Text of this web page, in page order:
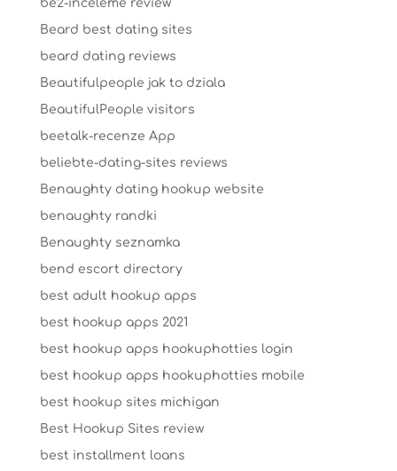
be2-inceleme review
Beard best dating sites
beard dating reviews
Beautifulpeople jak to dziala
BeautifulPeople visitors
beetalk-recenze App
beliebte-dating-sites reviews
Benaughty dating hookup website
benaughty randki
Benaughty seznamka
bend escort directory
best adult hookup apps
best hookup apps 2021
best hookup apps hookuphotties login
best hookup apps hookuphotties mobile
best hookup sites michigan
Best Hookup Sites review
best installment loans